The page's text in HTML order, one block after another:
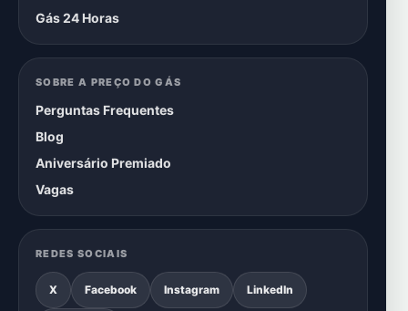
Gás 24 Horas
SOBRE A PREÇO DO GÁS
Perguntas Frequentes
Blog
Aniversário Premiado
Vagas
REDES SOCIAIS
X Facebook Instagram LinkedIn